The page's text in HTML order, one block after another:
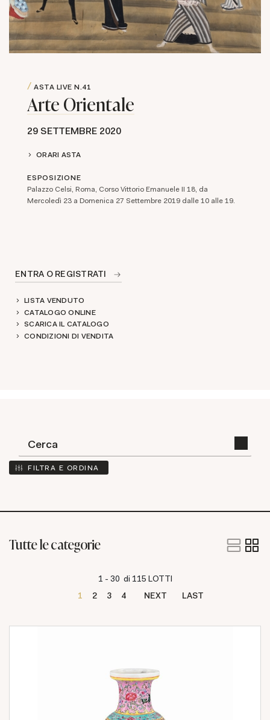
ASTA LIVE N.41
Arte Orientale
29 SETTEMBRE 2020
ORARI ASTA
ESPOSIZIONE
Palazzo Celsi, Roma, Corso Vittorio Emanuele II 18, da
Mercoledì 23 a Domenica 27 Settembre 2019 dalle 10 alle 19.
ENTRA O REGISTRATI
LISTA VENDUTO
CATALOGO ONLINE
SCARICA IL CATALOGO
CONDIZIONI DI VENDITA
FILTRA E ORDINA
Tutte le categorie
1 - 30 di 115 LOTTI
1
2 3 4 NEXT LAST